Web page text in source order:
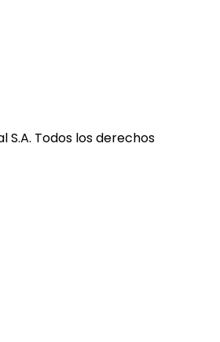
S.A. Todos los derechos